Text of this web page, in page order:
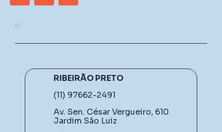
RIBEIRÃO PRETO
(11) 97662-2491
Av. Sen. César Vergueiro, 610
Jardim São Luiz